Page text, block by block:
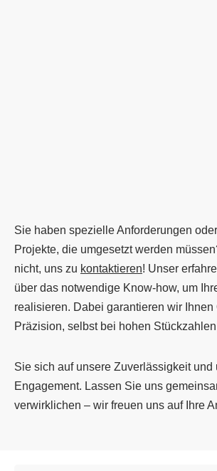
Sie haben spezielle Anforderungen
Projekte, die umgesetzt werden
nicht, uns zu kontaktieren! Unser
über das notwendige Know-how, um
realisieren. Dabei garantieren wir Ihnen
Präzision, selbst bei hohen
Sie sich auf unsere Zuverlässigkeit und
Engagement. Lassen Sie uns
verwirklichen – wir freuen uns auf Ihre